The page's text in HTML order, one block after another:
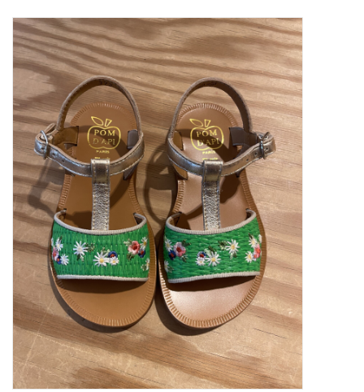
JEUNE PREMIER
SOFTSOLES
ACCESSOIRES
Cadeaubonnen
METEN IS WETEN!
#MYCLIENTSARETHECUTEST